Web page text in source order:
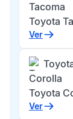
Tacoma
Toyota
Ver
Corolla
Toyota
Ver